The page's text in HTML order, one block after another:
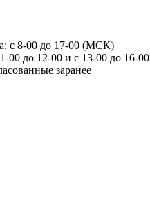
с 8-00 до 17-00 (МСК)
00 до 12-00 и с 13-00 до 16-00
заранее